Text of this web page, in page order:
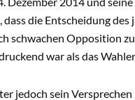
dass die Entscheidung
schwachen Opposition
war als das
jedoch sein